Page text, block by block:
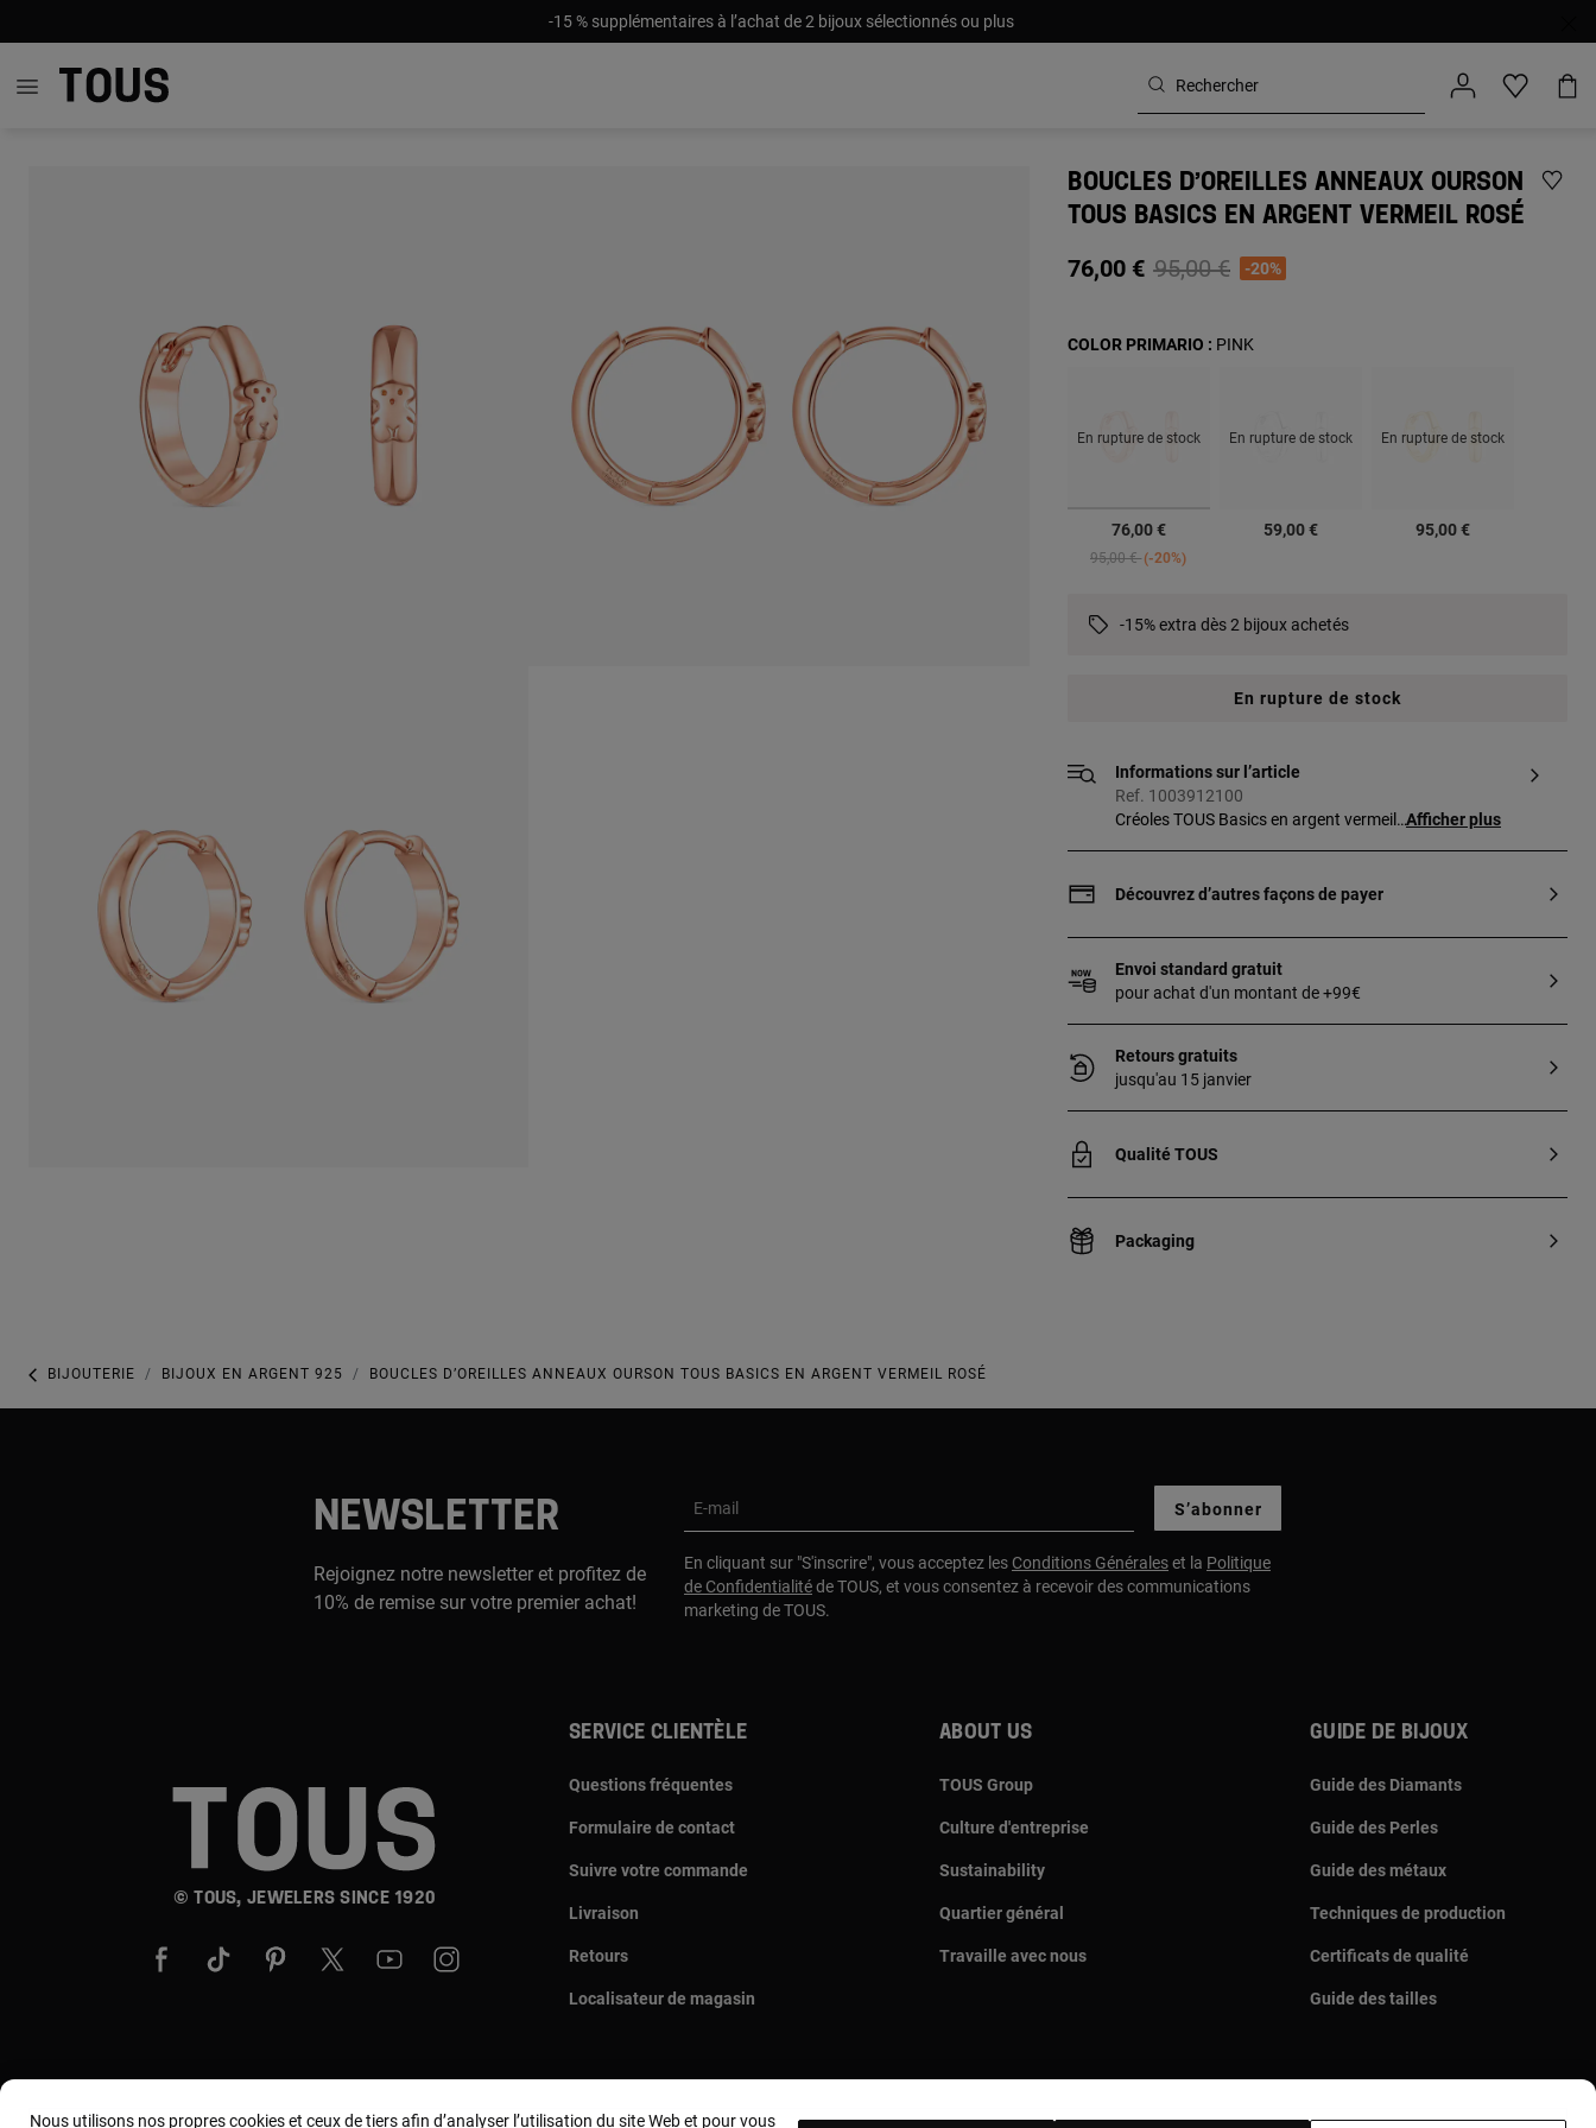
-15 % supplémentaires à l’achat de 2 bijoux sélectionnés ou plus
BOUCLES D’OREILLES ANNEAUX OURSON
TOUS BASICS EN ARGENT VERMEIL ROSÉ
76,00 € Price reduced from
95,00 €to-20%
En rupture de stock
sélectionné
76,00 €
Price reduced from
95,00 €to-20%
En rupture de stock
59,00 €
En rupture de stock
95,00 €
COLOR PRIMARIO : PINK
-15% extra dès 2 bijoux achetés
En rupture de stock
Informations sur l’article
Ref. 1003912100
Créoles TOUS Basics en argent vermeil
sterling plaqué or 18 ct d’une épaisseur de
métal entre les deux.
Afficher plus
Découvrez d’autres façons de payer
Envoi standard gratuit
pour achat d'un montant de +99€
Retours gratuits
jusqu'au 15 janvier
Qualité TOUS
Packaging
BIJOUTERIE BIJOUX EN ARGENT 925 BOUCLES D’OREILLES ANNEAUX OURSON TOUS BASICS EN ARGENT VERMEIL ROSÉ
NEWSLETTER
Rejoignez notre newsletter et profitez de
10% de remise sur votre premier achat!
E-mail S’abonner
En cliquant sur "S'inscrire", vous acceptez les Conditions Généraleset la Politique
de Confidentialitéde TOUS, et vous consentez à recevoir des communications
marketing de TOUS.
© TOUS, JEWELERS SINCE 1920
Service clientèle
Questions fréquentes
Formulaire de contact
Suivre votre commande
Livraison
Retours
Localisateur de magasin
About us
TOUS Group
Culture d'entreprise
Sustainability
Quartier général
Travaille avec nous
Guide de bijoux
Guide des Diamants
Guide des Perles
Guide des métaux
Techniques de production
Certificats de qualité
Guide des tailles
Nous utilisons nos propres cookies et ceux de tiers afin d’analyser l’utilisation du site Web et pour vous